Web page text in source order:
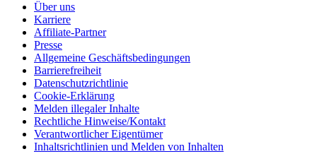
Über uns
Karriere
Affiliate-Partner
Presse
Allgemeine Geschäftsbedingungen
Barrierefreiheit
Datenschutzrichtlinie
Cookie-Erklärung
Melden illegaler Inhalte
Rechtliche Hinweise/Kontakt
Verantwortlicher Eigentümer
Inhaltsrichtlinien und Melden von Inhalten